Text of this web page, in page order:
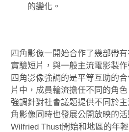
的變化。
四角影像一開始合作了幾部帶
實驗短片，與一般主流電影製作
四角影像強調的是平等互助的
片中，成員輪流擔任不同的角
強調針對社會議題提供不同於
角影像同時也發展公開放映的
Wilfried Thust開始和地區的年